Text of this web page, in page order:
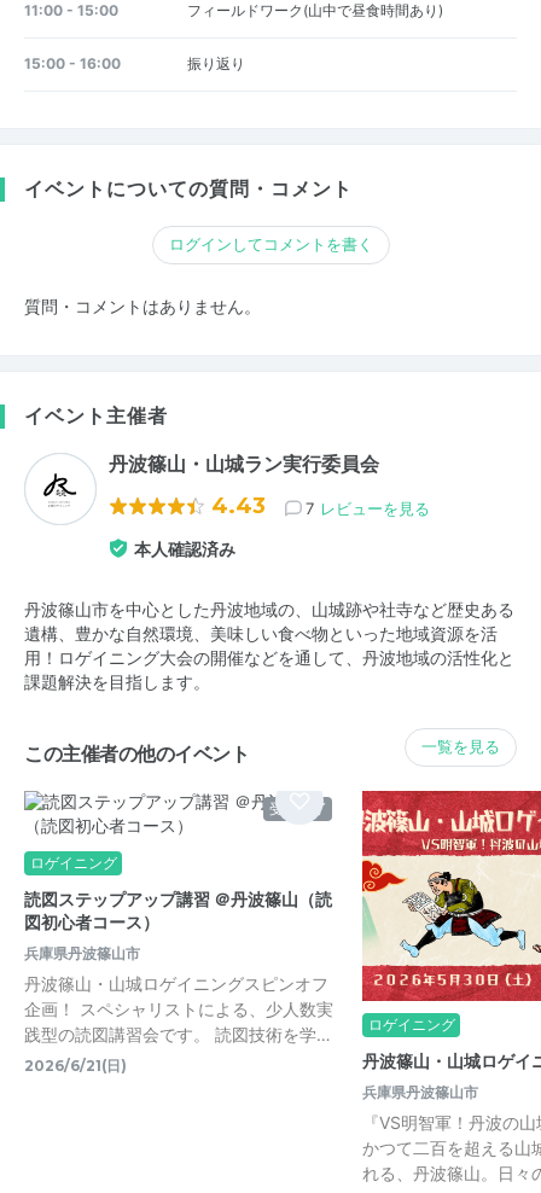
11:00 - 15:00 フィールドワーク(山中で昼食時間あり)
15:00 - 16:00 振り返り
イベントについての質問・コメント
ログインしてコメントを書く
質問・コメントはありません。
イベント主催者
丹波篠山・山城ラン実行委員会
4.43 7 レビューを見る
本人確認済み
丹波篠山市を中心とした丹波地域の、山城跡や社寺など歴史ある
遺構、豊かな自然環境、美味しい食べ物といった地域資源を活
用！ロゲイニング大会の開催などを通して、丹波地域の活性化と
課題解決を目指します。
この主催者の他のイベント 一覧を見る
受付終了
ロゲイニング
読図ステップアップ講習 ＠丹波篠山（読
図初心者コース）
兵庫県丹波篠山市
丹波篠山・山城ロゲイニングスピンオフ
企画！ スペシャリストによる、少人数実
践型の読図講習会です。 読図技術を学…
2026/6/21(日)
ロゲイニング
丹波篠山・山城ロゲ
兵庫県丹波篠山市
『VS明智軍！丹波の
かつて二百を超える山
れる、丹波篠山。日々